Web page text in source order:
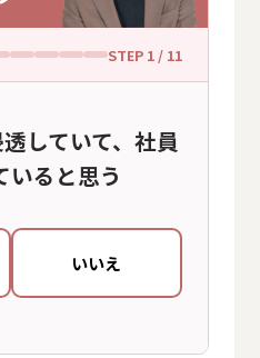
STEP 1/ 11
していて、社員
いると思う
いいえ